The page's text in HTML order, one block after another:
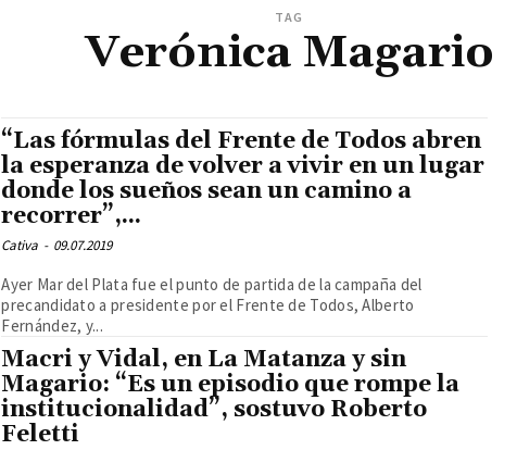
TAG
Verónica Magario
“Las fórmulas del Frente de Todos abren
la esperanza de volver a vivir en un lugar
donde los sueños sean un camino a
recorrer”,...
Cativa - 09.07.2019
Ayer Mar del Plata fue el punto de partida de la campaña del
precandidato a presidente por el Frente de Todos, Alberto
Fernández, y...
Macri y Vidal, en La Matanza y sin
Magario: “Es un episodio que rompe la
institucionalidad”, sostuvo Roberto
Feletti